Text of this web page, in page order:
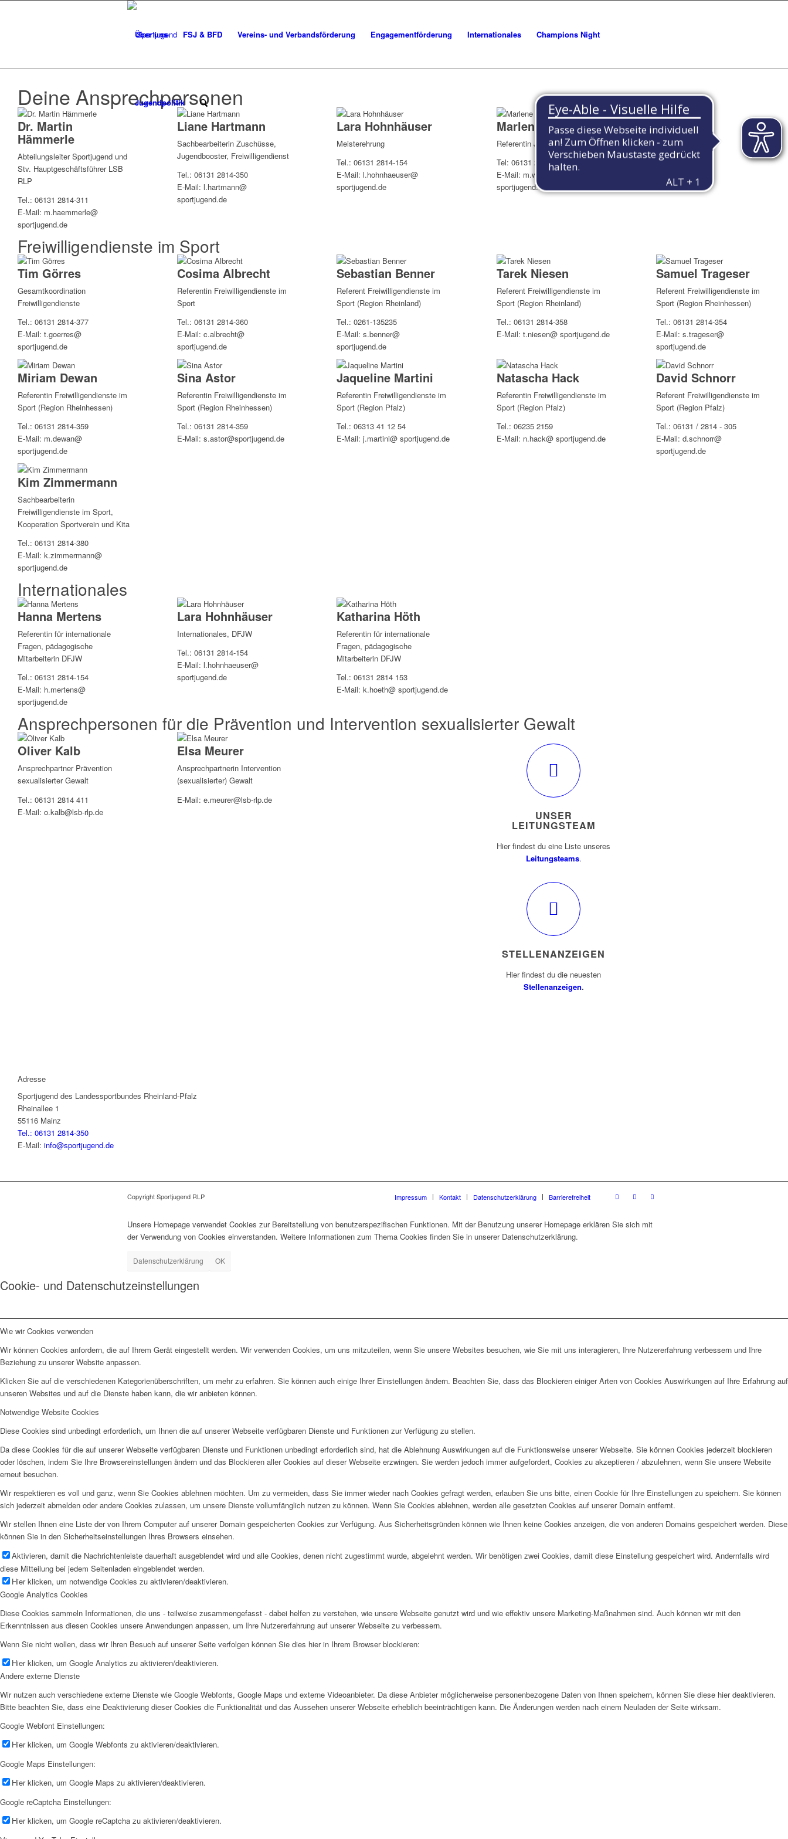
Über uns FSJ & BFD Vereins- und Verbandsförderung Engagementförderung Internationales Champions Night
Jugendpolitik
Deine Ansprechpersonen
Dr. Martin
Hämmerle
Abteilungsleiter Sportjugend und
Stv. Hauptgeschäftsführer LSB
RLP
Tel.: 06131 2814-311
E-Mail: m.haemmerle@
sportjugend.de
Liane Hartmann
Sachbearbeiterin Zuschüsse,
Jugendbooster, Freiwilligendienst
Tel.: 06131 2814-350
E-Mail: l.hartmann@
sportjugend.de
Lara Hohnhäuser
Meisterehrung
Tel.: 06131 2814-154
E-Mail: l.hohnhaeuser@
sportjugend.de
Marlene Wienold
Referentin Jugendpolitik
Tel: 06131 2814-352
E-Mail: m.wienold@
sportjugend.de
Freiwilligendienste im Sport
Tim Görres
Gesamtkoordination
Freiwilligendienste
Tel.: 06131 2814-377
E-Mail: t.goerres@
sportjugend.de
Cosima Albrecht
Referentin Freiwilligendienste im
Sport
Tel.: 06131 2814-360
E-Mail: c.albrecht@
sportjugend.de
Sebastian Benner
Referent Freiwilligendienste im
Sport (Region Rheinland)
Tel.: 0261-135235
E-Mail: s.benner@
sportjugend.de
Tarek Niesen
Referent Freiwilligendienste im
Sport (Region Rheinland)
Tel.: 06131 2814-358
E-Mail: t.niesen@ sportjugend.de
Samuel Trageser
Referent Freiwilligendienste im
Sport (Region Rheinhessen)
Tel.: 06131 2814-354
E-Mail: s.trageser@
sportjugend.de
Miriam Dewan
Referentin Freiwilligendienste im
Sport (Region Rheinhessen)
Tel.: 06131 2814-359
E-Mail: m.dewan@
sportjugend.de
Sina Astor
Referentin Freiwilligendienste im
Sport (Region Rheinhessen)
Tel.: 06131 2814-359
E-Mail: s.astor@sportjugend.de
Jaqueline Martini
Referentin Freiwilligendienste im
Sport (Region Pfalz)
Tel.: 06313 41 12 54
E-Mail: j.martini@ sportjugend.de
Natascha Hack
Referentin Freiwilligendienste im
Sport (Region Pfalz)
Tel.: 06235 2159
E-Mail: n.hack@ sportjugend.de
David Schnorr
Referent Freiwilligendienste im
Sport (Region Pfalz)
Tel.: 06131 / 2814 - 305
E-Mail: d.schnorr@
sportjugend.de
Kim Zimmermann
Sachbearbeiterin
Freiwilligendienste im Sport,
Kooperation Sportverein und Kita
Tel.: 06131 2814-380
E-Mail: k.zimmermann@
sportjugend.de
Internationales
Hanna Mertens
Referentin für internationale
Fragen, pädagogische
Mitarbeiterin DFJW
Tel.: 06131 2814-154
E-Mail: h.mertens@
sportjugend.de
Lara Hohnhäuser
Internationales, DFJW
Tel.: 06131 2814-154
E-Mail: l.hohnhaeuser@
sportjugend.de
Katharina Höth
Referentin für internationale
Fragen, pädagogische
Mitarbeiterin DFJW
Tel.: 06131 2814 153
E-Mail: k.hoeth@ sportjugend.de
Ansprechpersonen für die Prävention und Intervention sexualisierter Gewalt
Oliver Kalb
Ansprechpartner Prävention
sexualisierter Gewalt
Tel.: 06131 2814 411
E-Mail: o.kalb@lsb-rlp.de
Elsa Meurer
Ansprechpartnerin Intervention
(sexualisierter) Gewalt
E-Mail: e.meurer@lsb-rlp.de
UNSER
LEITUNGSTEAM
Hier findest du eine Liste unseres
Leitungsteams.
STELLENANZEIGEN
Hier findest du die neuesten
Stellenanzeigen.
Adresse
Sportjugend des Landessportbundes Rheinland-Pfalz
Rheinallee 1
55116 Mainz
Tel.: 06131 2814-350
E-Mail: info@sportjugend.de
Copyright Sportjugend RLP Impressum Kontakt Datenschutzerklärung Barrierefreiheit
Unsere Homepage verwendet Cookies zur Bereitstellung von benutzerspezifischen Funktionen. Mit der Benutzung unserer Homepage erklären Sie sich mit
der Verwendung von Cookies einverstanden. Weitere Informationen zum Thema Cookies finden Sie in unserer Datenschutzerklärung.
Datenschutzerklärung OK
Cookie- und Datenschutzeinstellungen
Wie wir Cookies verwenden
Wir können Cookies anfordern, die auf Ihrem Gerät eingestellt werden. Wir verwenden Cookies, um uns mitzuteilen, wenn Sie unsere Websites besuchen, wie Sie mit uns interagieren, Ihre Nutzererfahrung verbessern und Ihre
Beziehung zu unserer Website anpassen.
Klicken Sie auf die verschiedenen Kategorienüberschriften, um mehr zu erfahren. Sie können auch einige Ihrer Einstellungen ändern. Beachten Sie, dass das Blockieren einiger Arten von Cookies Auswirkungen auf Ihre Erfahrung auf
unseren Websites und auf die Dienste haben kann, die wir anbieten können.
Notwendige Website Cookies
Diese Cookies sind unbedingt erforderlich, um Ihnen die auf unserer Webseite verfügbaren Dienste und Funktionen zur Verfügung zu stellen.
Da diese Cookies für die auf unserer Webseite verfügbaren Dienste und Funktionen unbedingt erforderlich sind, hat die Ablehnung Auswirkungen auf die Funktionsweise unserer Webseite. Sie können Cookies jederzeit blockieren
oder löschen, indem Sie Ihre Browsereinstellungen ändern und das Blockieren aller Cookies auf dieser Webseite erzwingen. Sie werden jedoch immer aufgefordert, Cookies zu akzeptieren / abzulehnen, wenn Sie unsere Website
erneut besuchen.
Wir respektieren es voll und ganz, wenn Sie Cookies ablehnen möchten. Um zu vermeiden, dass Sie immer wieder nach Cookies gefragt werden, erlauben Sie uns bitte, einen Cookie für Ihre Einstellungen zu speichern. Sie können
sich jederzeit abmelden oder andere Cookies zulassen, um unsere Dienste vollumfänglich nutzen zu können. Wenn Sie Cookies ablehnen, werden alle gesetzten Cookies auf unserer Domain entfernt.
Wir stellen Ihnen eine Liste der von Ihrem Computer auf unserer Domain gespeicherten Cookies zur Verfügung. Aus Sicherheitsgründen können wie Ihnen keine Cookies anzeigen, die von anderen Domains gespeichert werden. Diese
können Sie in den Sicherheitseinstellungen Ihres Browsers einsehen.
Aktivieren, damit die Nachrichtenleiste dauerhaft ausgeblendet wird und alle Cookies, denen nicht zugestimmt wurde, abgelehnt werden. Wir benötigen zwei Cookies, damit diese Einstellung gespeichert wird. Andernfalls wird
diese Mitteilung bei jedem Seitenladen eingeblendet werden.
Hier klicken, um notwendige Cookies zu aktivieren/deaktivieren.
Google Analytics Cookies
Diese Cookies sammeln Informationen, die uns - teilweise zusammengefasst - dabei helfen zu verstehen, wie unsere Webseite genutzt wird und wie effektiv unsere Marketing-Maßnahmen sind. Auch können wir mit den
Erkenntnissen aus diesen Cookies unsere Anwendungen anpassen, um Ihre Nutzererfahrung auf unserer Webseite zu verbessern.
Wenn Sie nicht wollen, dass wir Ihren Besuch auf unserer Seite verfolgen können Sie dies hier in Ihrem Browser blockieren:
Hier klicken, um Google Analytics zu aktivieren/deaktivieren.
Andere externe Dienste
Wir nutzen auch verschiedene externe Dienste wie Google Webfonts, Google Maps und externe Videoanbieter. Da diese Anbieter möglicherweise personenbezogene Daten von Ihnen speichern, können Sie diese hier deaktivieren.
Bitte beachten Sie, dass eine Deaktivierung dieser Cookies die Funktionalität und das Aussehen unserer Webseite erheblich beeinträchtigen kann. Die Änderungen werden nach einem Neuladen der Seite wirksam.
Google Webfont Einstellungen:
Hier klicken, um Google Webfonts zu aktivieren/deaktivieren.
Google Maps Einstellungen:
Hier klicken, um Google Maps zu aktivieren/deaktivieren.
Google reCaptcha Einstellungen:
Hier klicken, um Google reCaptcha zu aktivieren/deaktivieren.